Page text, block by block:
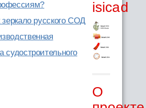
русского СОД
судостроительного
isicad
О